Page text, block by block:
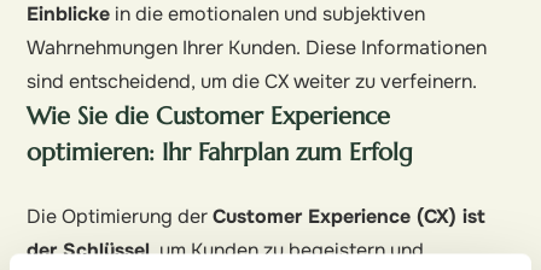
Einblicke in die emotionalen und subjektiven
Wahrnehmungen Ihrer Kunden. Diese Informationen
sind entscheidend, um die CX weiter zu verfeinern.
Wie Sie die Customer Experience
optimieren: Ihr Fahrplan zum Erfolg
Die Optimierung derCustomer Experience (CX) ist
der Schlüssel, um Kunden zu begeistern und